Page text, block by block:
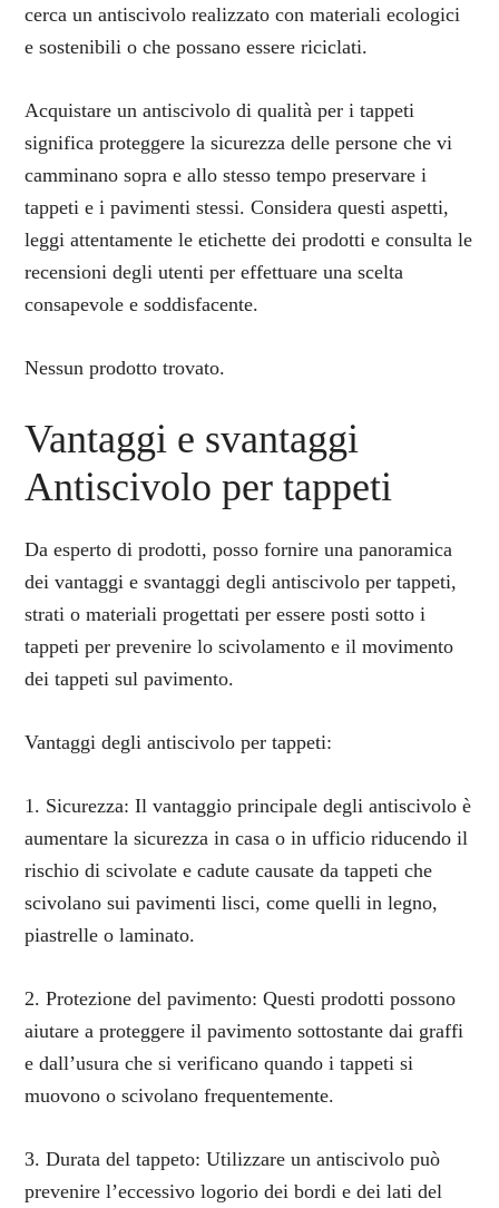
cerca un antiscivolo realizzato con materiali ecologici
e sostenibili o che possano essere riciclati.
Acquistare un antiscivolo di qualità per i tappeti
significa proteggere la sicurezza delle persone che vi
camminano sopra e allo stesso tempo preservare i
tappeti e i pavimenti stessi. Considera questi aspetti,
leggi attentamente le etichette dei prodotti e consulta le
recensioni degli utenti per effettuare una scelta
consapevole e soddisfacente.
Nessun prodotto trovato.
Vantaggi e svantaggi
Antiscivolo per tappeti
Da esperto di prodotti, posso fornire una panoramica
dei vantaggi e svantaggi degli antiscivolo per tappeti,
strati o materiali progettati per essere posti sotto i
tappeti per prevenire lo scivolamento e il movimento
dei tappeti sul pavimento.
Vantaggi degli antiscivolo per tappeti:
1. Sicurezza: Il vantaggio principale degli antiscivolo è
aumentare la sicurezza in casa o in ufficio riducendo il
rischio di scivolate e cadute causate da tappeti che
scivolano sui pavimenti lisci, come quelli in legno,
piastrelle o laminato.
2. Protezione del pavimento: Questi prodotti possono
aiutare a proteggere il pavimento sottostante dai graffi
e dall’usura che si verificano quando i tappeti si
muovono o scivolano frequentemente.
3. Durata del tappeto: Utilizzare un antiscivolo può
prevenire l’eccessivo logorio dei bordi e dei lati del